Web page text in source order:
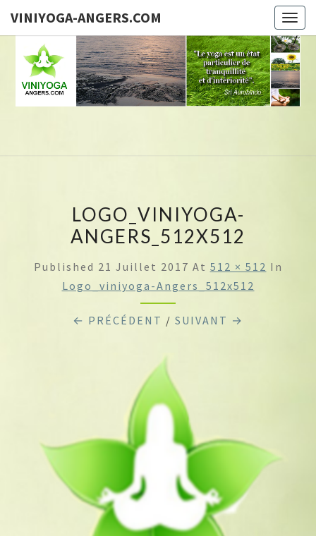
VINIYOGA-ANGERS.COM
Brigitte
GUILLOU,
LOGO_VINIYOGA-
ANGERS_512X512
Published 21 Juillet 2017 At 512 × 512 In
Logo_viniyoga-Angers_512x512
← PRÉCÉDENT / SUIVANT →